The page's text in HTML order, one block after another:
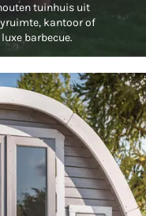
tuinhuis uit
kantoor of
barbecue.